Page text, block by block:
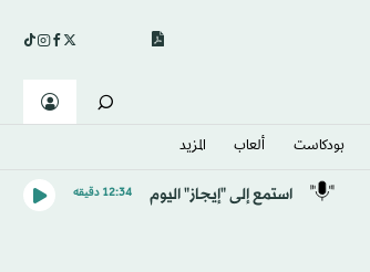
بودكاست ألعاب المزيد
استمع إلى "إيجاز" اليوم 12:34 دقيقه